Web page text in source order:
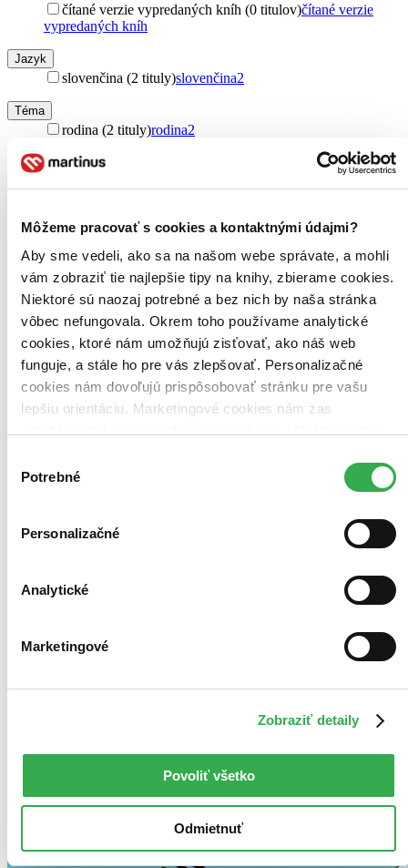
Môžeme pracovať s cookies a kontaktnými údajmi?
Aby sme vedeli, ako sa na našom webe správate, a mohli
vám zobraziť tie najlepšie tipy na knihy, zbierame cookies.
Niektoré sú naozaj potrebné a bez nich by naša stránka
vôbec nefungovala. Okrem toho používame analytické
cookies, ktoré nám umožňujú zisťovať, ako náš web
funguje, a stále ho pre vás zlepšovať. Personalizačné
cookies nám dovoľujú prispôsobovať stránku pre vašu
lepšiu orientáciu. Marketingové cookies nám zas
keby sme mohli používať všetky tieto cookies. Ďakujeme!
súhlasu
Potrebné
Personalizačné
Analytické
Marketingové
Zobraziť detaily
Povoliť všetko
Odmietnuť
čítané verzie vypredaných kníh (0 titulov)čítané verzie
vypredaných kníh
Jazyk
slovenčina (2 tituly)slovenčina2
Téma
rodina (2 tituly)rodina2
vzťahy (2 tituly)
výchova detí (2 tituly)výchova detí 2
Ďalšie možnosti
Pre koho
pre dospelých (2 tituly) pre dospelých 2
pre rodičov (2 tituly)
Vydavateľstvo
Premedia (2 tituly)Premedia2
Väzba
pevná väzba (1 titul)pevná väzba1
E-kniha: EPUB (1 titul)
Zúžiť výber
Novinky